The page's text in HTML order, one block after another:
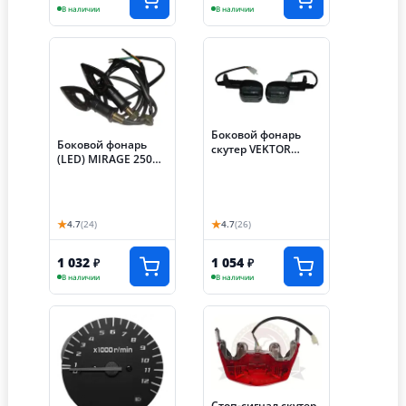
В наличии В наличии
Боковой фонарь
(LED) MIRAGE 250
0001+160072181-
0001)
★4.7(24)
1 032 ₽
В наличии
Боковой фонарь
скутер VEKTOR
★4.7(26)
1 054 ₽
В наличии